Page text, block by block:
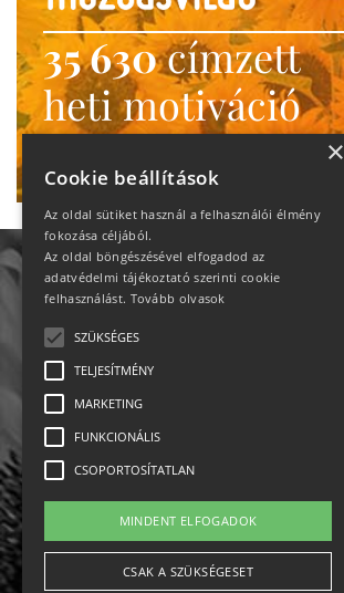
35 630címzett
heti motiváció
Ne maradj le!
Impresszum-kapcsolat
Jogi nyilatkozat
Rólunk
×
Cookie beállítások
Az oldal sütiket használ a felhasználói élmény
fokozása céljából.
Az oldal böngészésével elfogadod az
adatvédelmi tájékoztató szerinti cookie
felhasználást. Tovább olvasok
SZÜKSÉGES
TELJESÍTMÉNY
MARKETING
FUNKCIONÁLIS
CSOPORTOSÍTATLAN
MINDENT ELFOGADOK
CSAK A SZÜKSÉGESET